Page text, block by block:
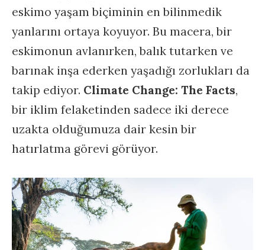
eskimo yaşam biçiminin en bilinmedik
yanlarını ortaya koyuyor. Bu macera, bir
eskimonun avlanırken, balık tutarken ve
barınak inşa ederken yaşadığı zorlukları da
takip ediyor. Climate Change: The Facts,
bir iklim felaketinden sadece iki derece
uzakta olduğumuza dair kesin bir
hatırlatma görevi görüyor.